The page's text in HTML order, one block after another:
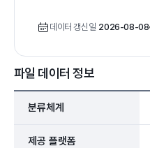
데이터 갱신일 2026-08-08
파일 데이터 정보
분류체계
제공 플랫폼